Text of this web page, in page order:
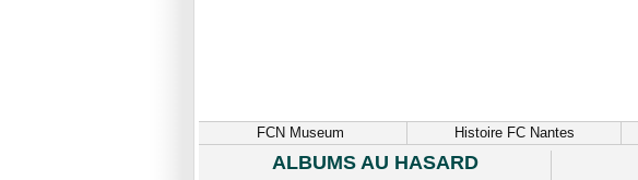
FCN Museum Histoire FC Nantes
ALBUMS AU HASARD